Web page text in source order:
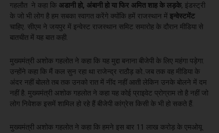
गहलौत ने कहा कि अडानी हो, अंबानी हो या फिर अमित शाह के लड़के, इंडस्ट्री
के जो भी लोग है हम सबका स्वागत करेंगे क्योंकि हमें राजस्थान में इन्वेस्टमेंट
चाहिए. सीएम ने जयपुर में इन्वेस्ट राजस्थान समिट समारोह के दौरान मीडिया से
बातचीत में यह बात कही.
मुख्यमंत्री अशोक गहलोत ने कहा कि यह मुद्दा बनाना बीजेपी के लिए महंगा पड़ेगा.
उन्होंने कहा कि मैं कल सुन रहा था राजेन्द्र राठौड़ को..जब तक वह मीडिया के
अंदर नहीं बोलते तब तक उनको रात में नींद नहीं आती लेकिन उनके बोलने में दम
नहीं है. मुख्यमंत्री अशोक गहलोत ने कहा यह कोई प्राइवेट प्रोग्राम तो है नहीं जो
लोग निवेशक इसमें शामिल हो रहे हैं बीजेपी कांग्रेस किसी के भी हो सकते हैं.
मुख्यमंत्री अशोक गहलोत ने कहा कि हमने इस बार 11 लाख करोड़ के एमओयू